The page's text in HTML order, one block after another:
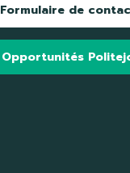
Formulaire de
Opportunités